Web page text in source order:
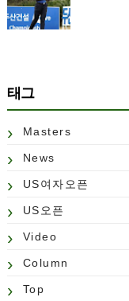
태그
Masters
News
US여자오픈
US오픈
Video
Column
Top